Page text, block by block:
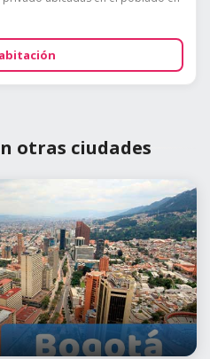
otras ciudades